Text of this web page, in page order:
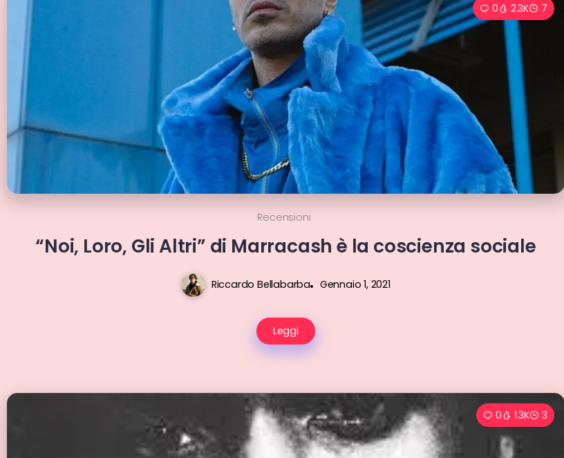
0 2.3K 7
Recensioni
“Noi, Loro, Gli Altri” di Marracash è la coscienza sociale
Riccardo Bellabarba Gennaio 1, 2021
Leggi
0 1.3K 3